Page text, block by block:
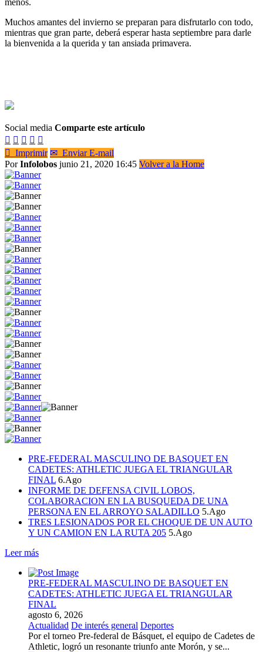
Muchos amantes del invierno se preparan para disfrutarlo con todo,
mientras que gran parte, deberá esperar hasta septiembre para darle
la bienvenida a la querida y tan ansiada primavera.
Social media Comparte este artículo
    
 Imprimir ✉ Enviar E-mail
PorInfolobos junio 21, 2020 16:45 Volver a la Home
PRE-FEDERAL MASCULINO DE BASQUET EN
CADETES: ATHLETIC JUEGA EL TRIANGULAR
FINAL 6.Ago
INFORME DE DEFENSA CIVIL LOBOS,
COLABORACION EN LA BUSQUEDA DE UNA
PERSONA EN EL ARROYO SALADILLO 5.Ago
TRES LESIONADOS POR EL CHOQUE DE UN AUTO
Y UN CAMION EN LA RUTA 205 5.Ago
Leer más
PRE-FEDERAL MASCULINO DE BASQUET EN
CADETES: ATHLETIC JUEGA EL TRIANGULAR
FINAL
agosto 6, 2026
Actualidad De interés general Deportes
Por el torneo Pre-federal de Básquet, el equipo de Cadetes de
Athletic, logró un resonante triunfo ante Morón, y se...